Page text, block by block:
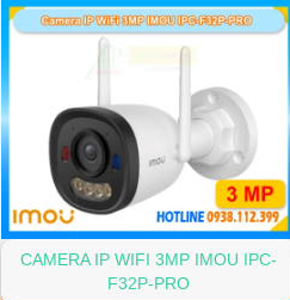
CAMERA IP WIFI 3MP IMOU IPC-
F32P-PRO